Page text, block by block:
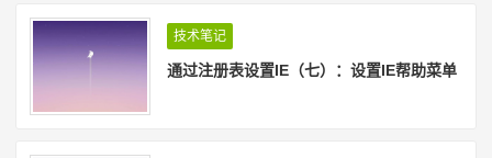
技术笔记
通过注册表设置IE（七）：设置IE帮助菜单